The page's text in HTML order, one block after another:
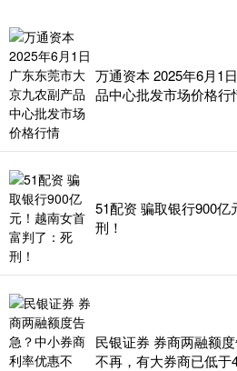
万通资本 2025年6月1
品中心批发市场价格行
51配资 骗取银行900
刑！
民银证券 券商两融额
不再，有大券商已低于